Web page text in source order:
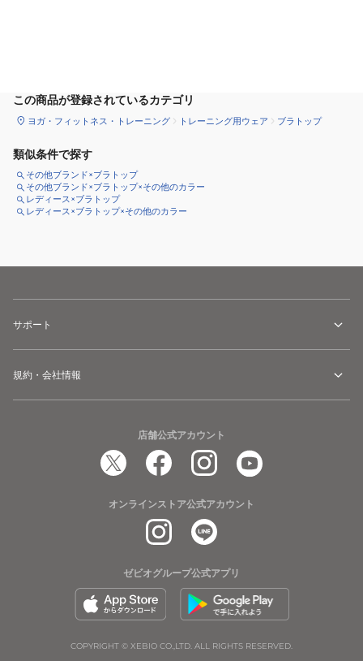
この商品が登録されているカテゴリ
ヨガ・フィットネス・トレーニング トレーニング用ウェア ブラトップ
類似条件で探す
その他ブランド×ブラトップ
その他ブランド×ブラトップ×その他のカラー
レディース×ブラトップ
レディース×ブラトップ×その他のカラー
サポート
規約・会社情報
店舗公式アカウント
オンラインストア公式アカウント
ゼビオグループ公式アプリ
COPYRIGHT © XEBIO CO.,LTD. ALL RIGHTS RESERVED.